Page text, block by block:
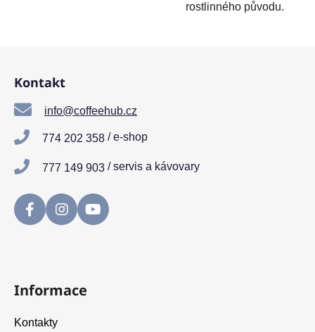
rostlinného původu.
Kontakt
info@coffeehub.cz
774 202 358 / e-shop
777 149 903 / servis a kávovary
Informace
Kontakty